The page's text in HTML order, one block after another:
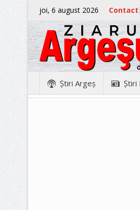
joi, 6 august 2026 Contact
Ştiri Argeş Ştiri